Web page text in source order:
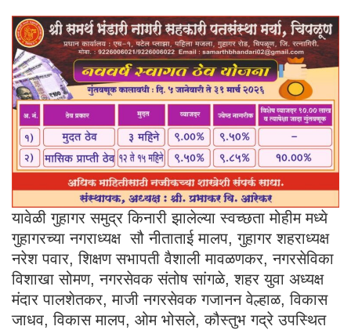
यावेळी गुहागर समुद्र किनारी झालेल्या स्वच्छता मोहीम मध्ये
गुहागरच्या नगराध्यक्ष सौ नीताताई मालप, गुहागर शहराध्यक्ष
नरेश पवार, शिक्षण सभापती वैशाली मावळणकर, नगरसेविका
विशाखा सोमण, नगरसेवक संतोष सांगळे, शहर युवा अध्यक्ष
मंदार पालशेतकर, माजी नगरसेवक गजानन वेल्हाळ, विकास
जाधव, विकास मालप, ओम भोसले, कौस्तुभ गद्रे उपस्थित